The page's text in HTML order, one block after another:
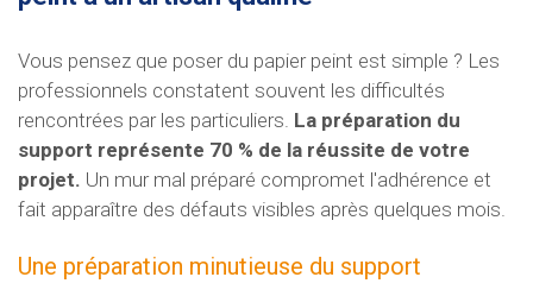
Vous pensez que poser du papier peint est simple ? Les
professionnels constatent souvent les difficultés
rencontrées par les particuliers. La préparation du
support représente 70 % de la réussite de votre
projet. Un mur mal préparé compromet l'adhérence et
fait apparaître des défauts visibles après quelques mois.
Une préparation minutieuse du support